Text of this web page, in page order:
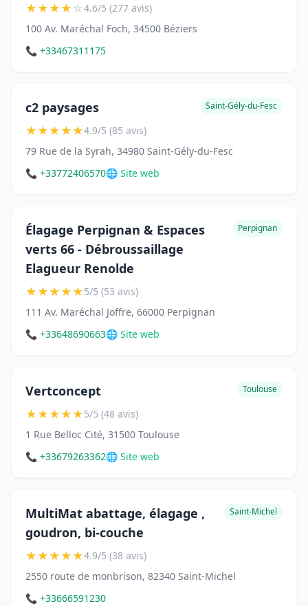
★★★★☆4.6/5 (277 avis)
100 Av. Maréchal Foch, 34500 Béziers
📞 +33467311175
c2 paysages Saint-Gély-du-Fesc
★★★★★4.9/5 (85 avis)
79 Rue de la Syrah, 34980 Saint-Gély-du-Fesc
📞 +33772406570🌐 Site web
Élagage Perpignan & Espaces
verts 66 - Débroussaillage
Elagueur Renolde
Perpignan
★★★★★5/5 (53 avis)
111 Av. Maréchal Joffre, 66000 Perpignan
📞 +33648690663🌐 Site web
Vertconcept Toulouse
★★★★★5/5 (48 avis)
1 Rue Belloc Cité, 31500 Toulouse
📞 +33679263362🌐 Site web
MultiMat abattage, élagage ,
goudron, bi-couche
Saint-Michel
★★★★★4.9/5 (38 avis)
2550 route de monbrison, 82340 Saint-Michel
📞 +33666591230